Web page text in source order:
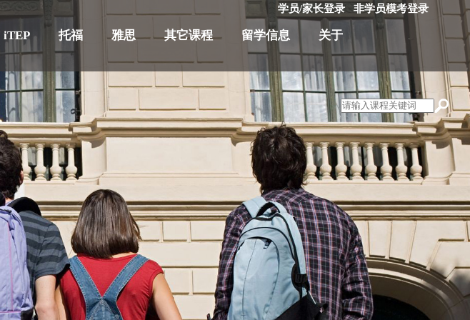
iTEP 托福 雅思 其它课程 留学信息 关于
学员/家长登录 非学员模考登录